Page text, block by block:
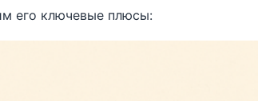
его ключевые плюсы: